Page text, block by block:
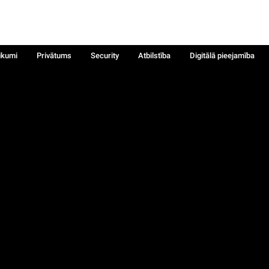
Privātums Security Atbilstība
Digitālā pieejamība